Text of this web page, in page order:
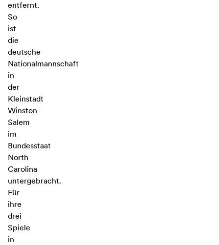
entfernt.
So
ist
die
deutsche
Nationalmannschaft
in
der
Kleinstadt
Winston-
Salem
im
Bundesstaat
North
Carolina
untergebracht.
Für
ihre
drei
Spiele
in